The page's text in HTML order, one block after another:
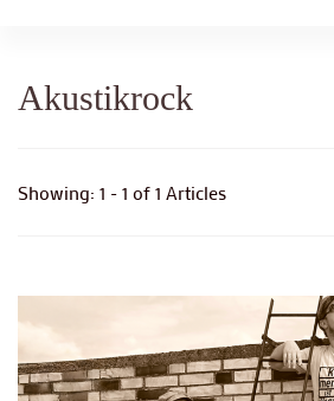
Akustikrock
Showing: 1 - 1 of 1 Articles